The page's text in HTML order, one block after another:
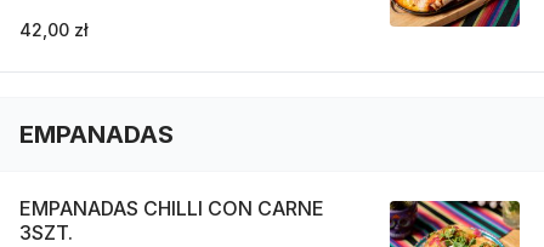
42,00 zł
EMPANADAS
EMPANADAS CHILLI CON CARNE
3SZT.